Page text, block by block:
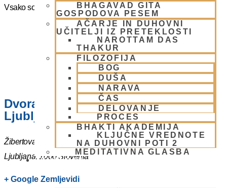
BHAGAVAD GITA
GOSPODOVA PESEM
AČARJE IN DUHOVNI
UČITELJI IZ PRETEKLOSTI
NAROTTAM DAS
THAKUR
FILOZOFIJA
BOG
DUŠA
NARAVA
ČAS
DELOVANJE
PROCES
BHAKTI AKADEMIJA
KLJUČNE VREDNOTE
NA DUHOVNI POTI 2
MEDITATIVNA GLASBA
SKUPNOST
Vsako soboto ob 16.00 do 17:00
Dvorana – Center Hare Krišna v
Ljubljani
Žibertova 27
Ljubljana, 1000 Slovenia
+ Google Zemljevidi